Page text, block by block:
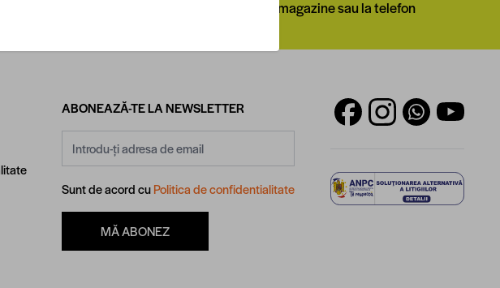
In magazine sau la telefon
ABONEAZĂ-TE LA NEWSLETTER
Sunt de acord cuPolitica de confidentialitate
MĂ ABONEZ